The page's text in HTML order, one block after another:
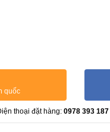
quốc
thoại đặt hàng: 0978 393 187